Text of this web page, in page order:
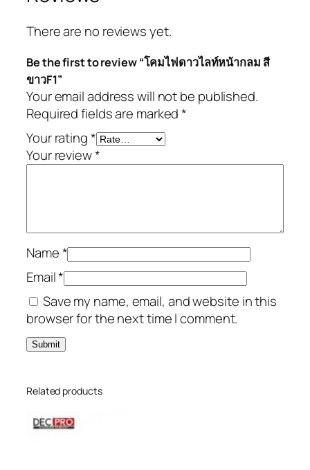
There are no reviews yet.
Be the first to review “โคมไฟดาวไลท์หน้ากลม สี
ขาวF1”
Your email address will not be published.
Required fields are marked*
Your rating*
Your review*
Name*
Email*
Save my name, email, and website in this
browser for the next time I comment.
Related products